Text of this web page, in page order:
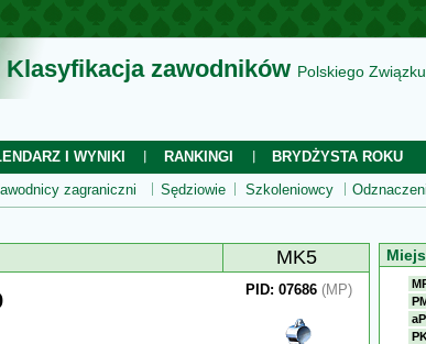
Klasyfikacja zawodników Polskiego
I WYNIKI RANKINGI
BRYDŻYSTA ROKU
zagraniczni Sędziowie Szkoleniowcy Odznaczeni
MK5
PID: 07686 (MP)